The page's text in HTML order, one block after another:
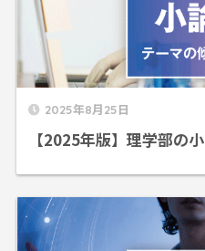
2025年8月25日
【2025年版】理学部の